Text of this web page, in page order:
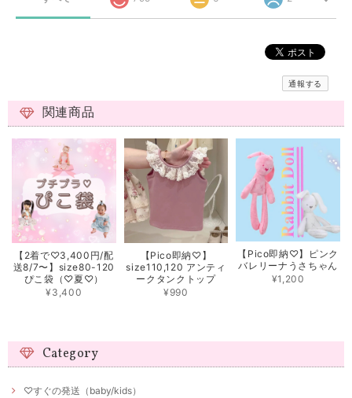
通報する
関連商品
【2着で♡3,400円/配
送8/7〜】size80-120
ぴこ袋（♡夏♡）
¥3,400
【Pico即納♡】
size110,120 アンティ
ークタンクトップ
¥990
【Pico即納♡】ピンク
バレリーナうさちゃん
¥1,200
Category
♡すぐの発送（baby/kids）